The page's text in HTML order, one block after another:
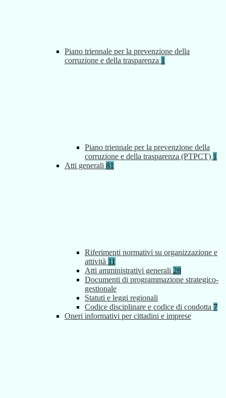
Piano triennale per la prevenzione della
corruzione e della trasparenza 1
Piano triennale per la prevenzione della
corruzione e della trasparenza (PTPCT) 1
Atti generali 81
Riferimenti normativi su organizzazione e
attività 11
Atti amministrativi generali 28
Documenti di programmazione strategico-
gestionale
Statuti e leggi regionali
Codice disciplinare e codice di condotta 7
Oneri informativi per cittadini e imprese